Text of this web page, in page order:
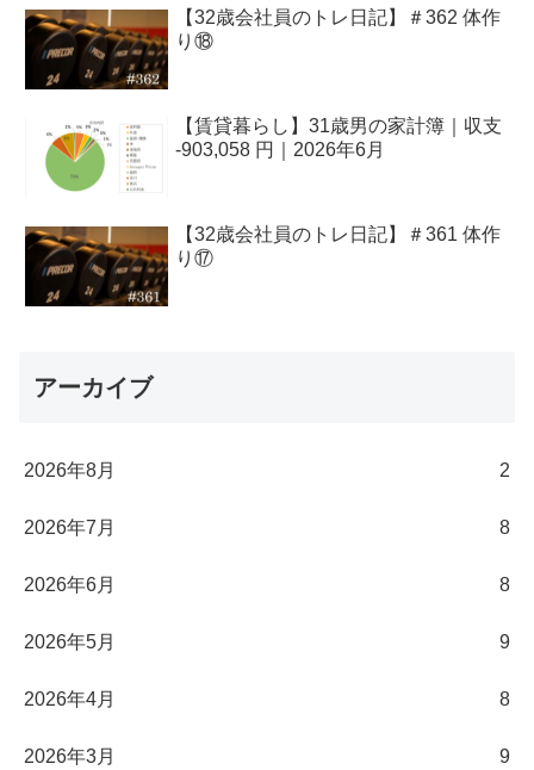
【32歳会社員のトレ日記】＃362 体作
り⑱
【賃貸暮らし】31歳男の家計簿｜収支
-903,058 円｜2026年6月
【32歳会社員のトレ日記】＃361 体作
り⑰
アーカイブ
2026年8月 2
2026年7月 8
2026年6月 8
2026年5月 9
2026年4月 8
2026年3月 9